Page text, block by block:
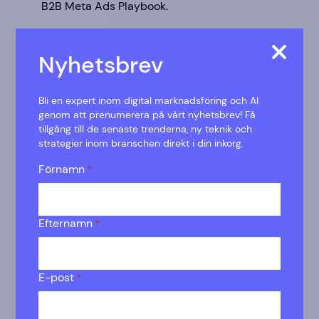
B2B Meta Ads Playbook.
PPC Optimization Strategies in
2025: Thriving in an AI-First,
Augusti 21, 2025
Boost your PPC campaigns in 2025 with our
Nyhetsbrev
Bli en expert inom digital marknadsföring och AI
genom att prenumerera på vårt nyhetsbrev! Få
tillgång till de senaste trenderna, ny teknik och
strategier inom branschen direkt i din inkorg.
Förnamn *
Efternamn *
E-post *